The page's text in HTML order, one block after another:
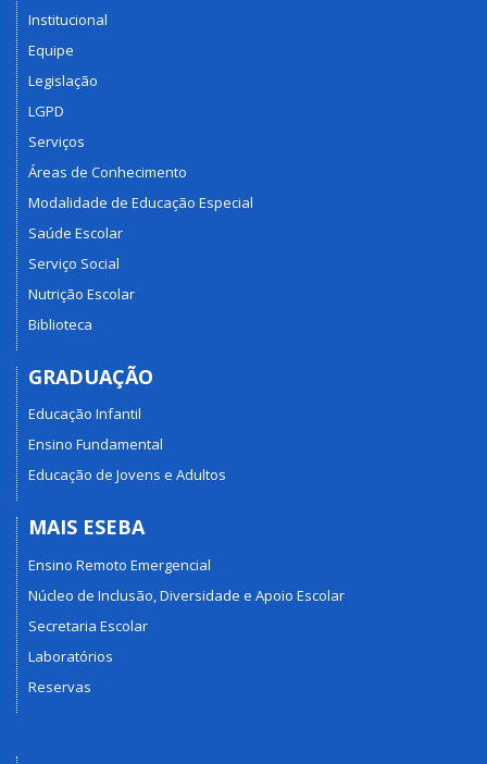
Institucional
Equipe
Legislação
LGPD
Serviços
Áreas de Conhecimento
Modalidade de Educação Especial
Saúde Escolar
Serviço Social
Nutrição Escolar
Biblioteca
GRADUAÇÃO
Educação Infantil
Ensino Fundamental
Educação de Jovens e Adultos
MAIS ESEBA
Ensino Remoto Emergencial
Núcleo de Inclusão, Diversidade e Apoio Escolar
Secretaria Escolar
Laboratórios
Reservas